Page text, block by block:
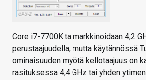
Core i7-7700K:ta markkinoidaan 4,2
perustaajuudella, mutta käytännössä
ominaisuuden myötä kellotaajuus on
rasituksessa 4,4 GHz tai yhden